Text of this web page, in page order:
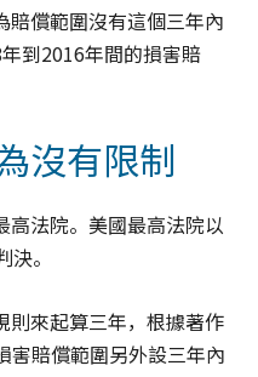
賠償範圍沒有這個三年內
到2016年間的損害賠
沒有限制
法院。美國最高法院以
。
則來起算三年，根據著作
害賠償範圍另外設三年內